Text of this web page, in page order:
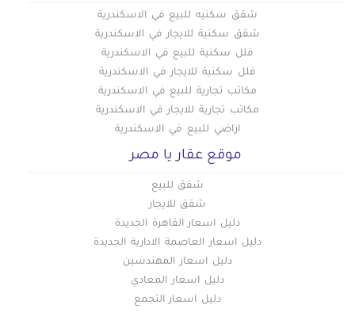
شقق سكنيه للبيع في الاسكندرية
شقق سكنية للايجار في الاسكندرية
فلل سكنية للبيع في الاسكندرية
فلل سكنية للايجار في الاسكندرية
مكاتب تجارية للبيع في الاسكندرية
مكاتب تجارية للايجار في الاسكندرية
اراضي للبيع في الاسكندرية
موقع عقار يا مصر
شقق للبيع
شقق للايجار
دليل اسعار القاهرة الجديدة
دليل اسعار العاصمة الادارية الجديدة
دليل اسعار المهندسين
دليل اسعار المعادي
دليل اسعار التجمع